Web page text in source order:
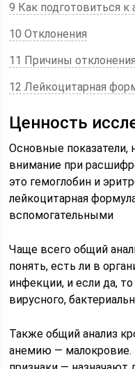
9 Как подготовиться к
10 Отклонения
11 Причины
12 Лейкоцитарная
Ценность
Основные показатели,
внимание при
это гемоглобин и
лейкоцитарная
вспомогательными
Чаще всего общий
понять, есть ли в
инфекции, и если да,
вирусного,
Также общий анализ
анемию — малокровие.